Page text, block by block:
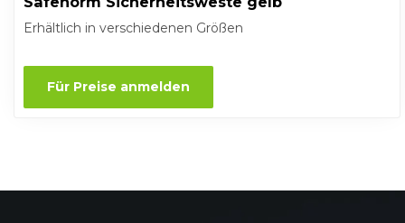
Erhältlich in verschiedenen Größen
Für Preise anmelden